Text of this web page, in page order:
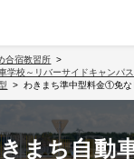
合宿教習所
校～リバーサイドキャンパス
わきまち準中型料金①免な
まち自動